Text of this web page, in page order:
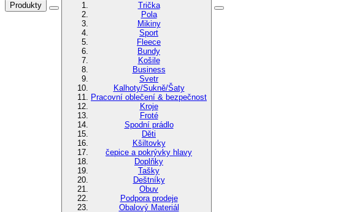
Produkty
Trička
Pola
Mikiny
Sport
Fleece
Bundy
Košile
Business
Svetr
Kalhoty/Sukně/Šaty
Pracovní oblečení & bezpečnost
Kroje
Froté
Spodní prádlo
Děti
Kšiltovky
čepice a pokrývky hlavy
Doplňky
Tašky
Deštníky
Obuv
Podpora prodeje
Obalový Materiál